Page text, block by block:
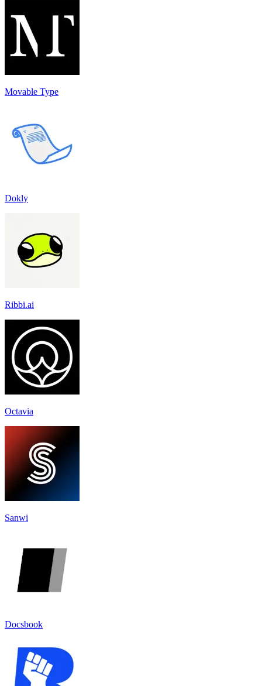
Movable Type
Dokly
Ribbi.ai
Octavia
Sanwi
Docsbook